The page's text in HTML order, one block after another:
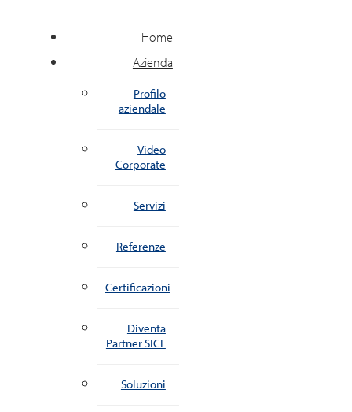
Home
Azienda
Profilo
aziendale
Video
Corporate
Servizi
Referenze
Certificazioni
Diventa
Partner SICE
Soluzioni